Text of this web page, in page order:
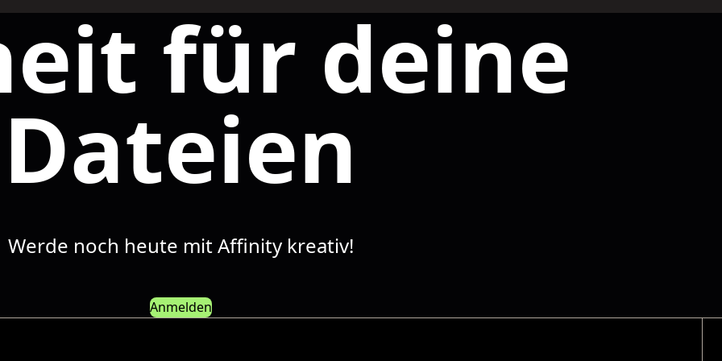
für deine
Dateien
Werde noch heute mit Affinity kreativ!
Anmelden